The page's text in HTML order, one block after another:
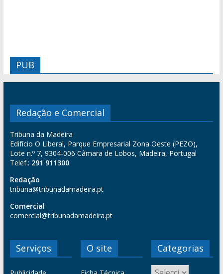
PUB
Redação e Comercial
Tribuna da Madeira
Edifício O Liberal, Parque Empresarial Zona Oeste (PEZO),
Lote n.º 7, 9304-006 Câmara de Lobos, Madeira, Portugal
Telef.: 291 911300
Redação
tribuna@tribunadamadeira.pt
Comercial
comercial@tribunadamadeira.pt
Serviços O site Categorias